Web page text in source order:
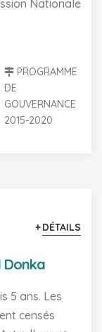
Nationale
PROGRAMME
DE
GOUVERNANCE
2015-2020
DÉTAILS
Donka
5 ans. Les
censés